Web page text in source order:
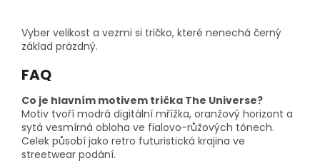
Vyber velikost a vezmi si tričko, které nenechá černý
základ prázdný.
FAQ
Co je hlavním motivem trička The Universe?
Motiv tvoří modrá digitální mřížka, oranžový horizont a
sytá vesmírná obloha ve fialovo-růžových tónech.
Celek působí jako retro futuristická krajina ve
streetwear podání.